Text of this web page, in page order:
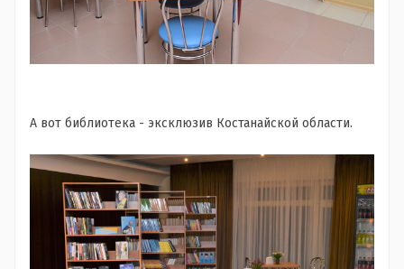
А вот библиотека - эксклюзив Костанайской области.